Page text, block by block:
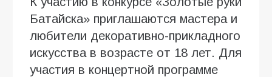
Батайска» приглашаются мастера и
любители декоративно-прикладного
искусства в возрасте от 18 лет. Для
участия в концертной программе